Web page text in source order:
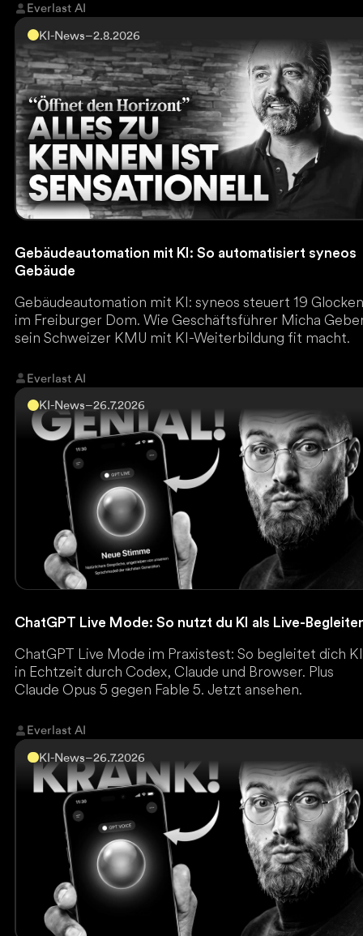
Everlast AI
KI-News–2.8.2026
Gebäudeautomation mit KI: So automatisiert syneos
Gebäude
Gebäudeautomation mit KI: syneos steuert 19
im Freiburger Dom. Wie Geschäftsführer Micha
sein Schweizer KMU mit KI-Weiterbildung fit macht.
Everlast AI
KI-News–26.7.2026
ChatGPT Live Mode: So nutzt du KI als Live-
ChatGPT Live Mode im Praxistest: So begleitet dich KI
in Echtzeit durch Codex, Claude und Browser. Plus
Claude Opus 5 gegen Fable 5. Jetzt ansehen.
Everlast AI
KI-News–26.7.2026